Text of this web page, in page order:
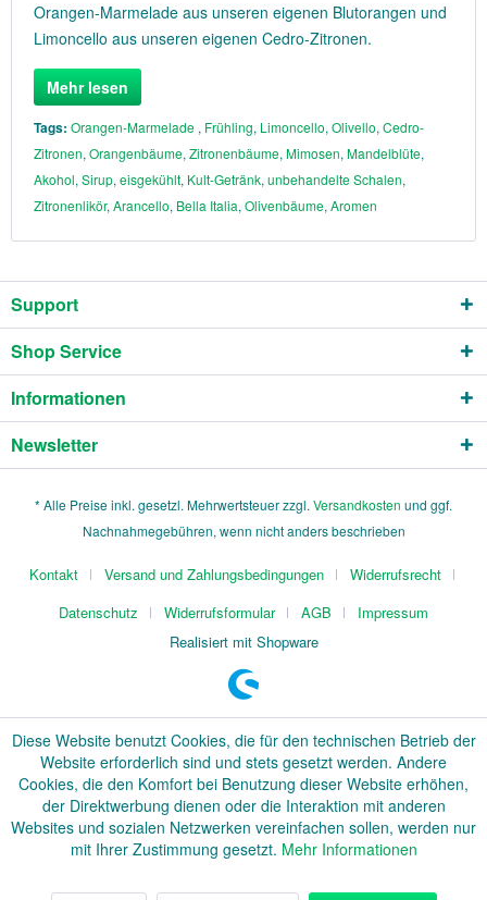
Orangen-Marmelade aus unseren eigenen Blutorangen und
Limoncello aus unseren eigenen Cedro-Zitronen.
Mehr lesen
Tags: Orangen-Marmelade , Frühling, Limoncello, Olivello, Cedro-
Zitronen, Orangenbäume, Zitronenbäume, Mimosen, Mandelblüte,
Akohol, Sirup, eisgekühlt, Kult-Getränk, unbehandelte Schalen,
Zitronenlikör, Arancello, Bella Italia, Olivenbäume, Aromen
Support
Shop Service
Informationen
Newsletter
* Alle Preise inkl. gesetzl. Mehrwertsteuer zzgl. Versandkosten und ggf.
Nachnahmegebühren, wenn nicht anders beschrieben
Kontakt Versand und Zahlungsbedingungen
Widerrufsrecht
Datenschutz
Widerrufsformular AGB
Impressum
Realisiert mit Shopware
Diese Website benutzt Cookies, die für den technischen Betrieb der
Website erforderlich sind und stets gesetzt werden. Andere
Cookies, die den Komfort bei Benutzung dieser Website erhöhen,
der Direktwerbung dienen oder die Interaktion mit anderen
Websites und sozialen Netzwerken vereinfachen sollen, werden nur
mit Ihrer Zustimmung gesetzt. Mehr Informationen